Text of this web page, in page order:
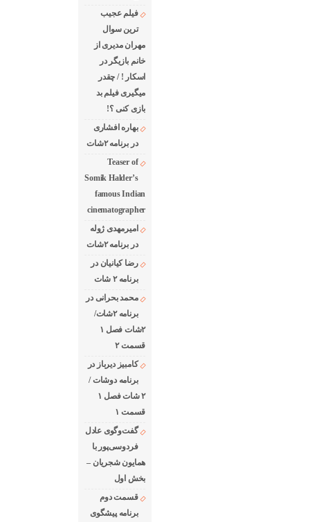
فیلم عجیب
ترین سوال
مهران مدیری از
خانم بازیگر در
اسکار ! / چقدر
میگیری فیلم بد
بازی کنی ؟!
بهاره افشاری
در برنامه ۲شات
Teaser of
Somik Halder’s
famous Indian
cinematographer
امیرمهدی ژوله
در برنامه ۲شات
رضا کیانیان در
برنامه ۲ شات
محمد بحرانی در
برنامه ۲شات/
۲شات فصل ۱
قسمت ۲
کامبیز دیرباز در
برنامه دوشات /
۲ شات فصل ۱
قسمت ۱
گفت‌وگوی عادل
فردوسی‌پور با
همایون شجریان –
بخش اول
قسمت دوم
برنامه پیشگوی